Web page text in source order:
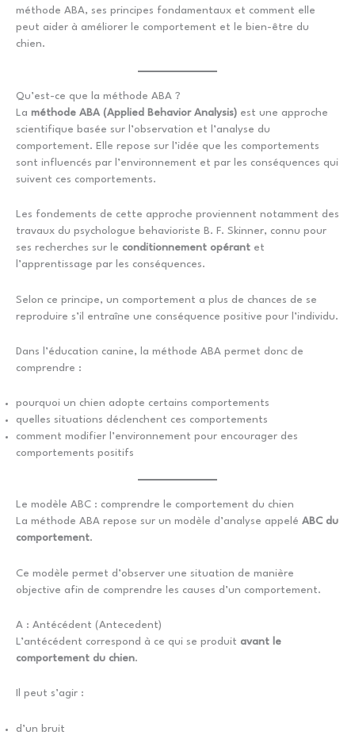
méthode ABA, ses principes fondamentaux et comment elle
peut aider à améliorer le comportement et le bien-être du
chien.
Qu’est-ce que la méthode ABA ?
La méthode ABA (Applied Behavior Analysis) est une approche
scientifique basée sur l’observation et l’analyse du
comportement. Elle repose sur l’idée que les comportements
sont influencés par l’environnement et par les conséquences qui
suivent ces comportements.
Les fondements de cette approche proviennent notamment des
travaux du psychologue behavioriste B. F. Skinner, connu pour
ses recherches sur le conditionnement opérant et
l’apprentissage par les conséquences.
Selon ce principe, un comportement a plus de chances de se
reproduire s’il entraîne une conséquence positive pour l’individu.
Dans l’éducation canine, la méthode ABA permet donc de
comprendre :
pourquoi un chien adopte certains comportements
quelles situations déclenchent ces comportements
comment modifier l’environnement pour encourager des
comportements positifs
Le modèle ABC : comprendre le comportement du chien
La méthode ABA repose sur un modèle d’analyse appelé ABC du
comportement.
Ce modèle permet d’observer une situation de manière
objective afin de comprendre les causes d’un comportement.
A : Antécédent (Antecedent)
L’antécédent correspond à ce qui se produit avant le
comportement du chien.
Il peut s’agir :
d’un bruit